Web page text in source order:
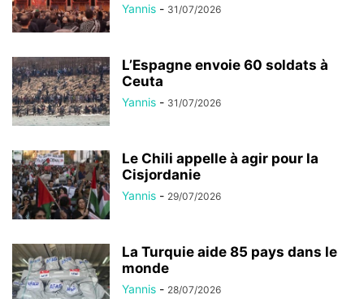
Yannis - 31/07/2026
L’Espagne envoie 60 soldats à
Ceuta
Yannis - 31/07/2026
Le Chili appelle à agir pour la
Cisjordanie
Yannis - 29/07/2026
La Turquie aide 85 pays dans le
monde
Yannis - 28/07/2026